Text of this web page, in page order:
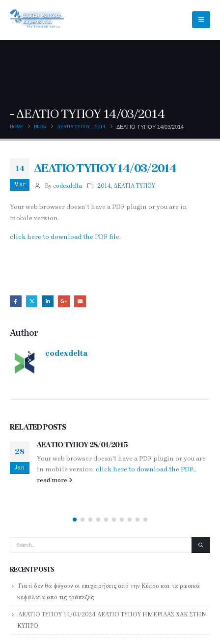
ΔΕΛΤΙΟ ΤΥΠΟΥ 14/03/2014
HOME BLOG ΔΕΛΤΙΑ ΤΥΠΟΥ 2014 ΔΕΛΤΙΟ ΤΥΠΟΥ 14/03/2014
14
Mar
ΔΕΛΤΙΟ ΤΥΠΟΥ 14/03/2014
By codexdelta 2014, ΔΕΛΤΙΑ ΤΥΠΟΥ
Your web browser doesn’t have a PDF plugin or you are in
mobile version.
click here to download the PDF file.
Author
codexdelta
RELATEDPOSTS
28
Jan
ΔΕΛΤΙΟ ΤΥΠΟΥ 28/01/2015
Your web browser doesn't have a PDF plugin or you are
in mobile version. click here to download the PDF...
read more
RECENT POSTS
Γιατί δεν θα φύγουν οι επιχειρήσεις από την Κύπρο και τα ρωσικά
κεφάλαια από τις τράπεζες
ΔΕΛΤΙΟ ΤΥΠΟΥ 14/03/2024 ΔΕΛΤΙΟ ΤΥΠΟΥ ΗΜΕΡΙΔΑΣ ΧΑΚ ΣΤΗΝ
ΚΥΠΡΟ